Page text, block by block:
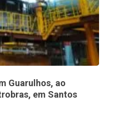
Guarulhos, ao
em Santos